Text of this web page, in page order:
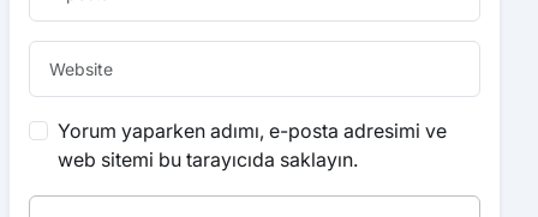
Yorum yaparken adımı, e-posta adresimi ve
web sitemi bu tarayıcıda saklayın.